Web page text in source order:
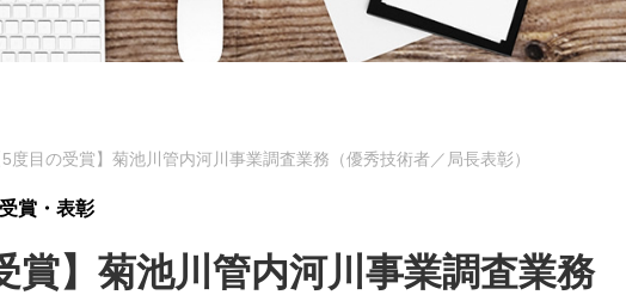
5度目の受賞】菊池川管内河川事業調査業務（優秀技術者／局長表彰）
受賞・表彰
賞】菊池川管内河川事業調査業務